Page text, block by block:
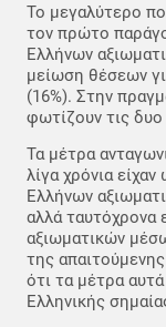
Το μεγαλύτερο
τον πρώτο
Ελλήνων
μείωση θέσεων
(16%). Στην
φωτίζουν τις
Τα μέτρα
λίγα χρόνια
Ελλήνων
αλλά ταυτόχρονα
αξιωματικών
της
ότι τα μέτρα
Ελληνικής